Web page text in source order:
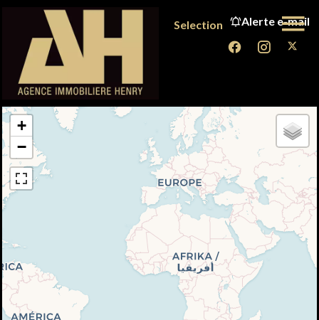
Selection Alerte e-mail
+
−